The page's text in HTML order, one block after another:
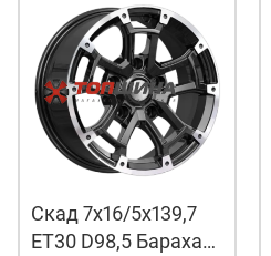
Скад 7x16/5x139,7
ET30 D98,5 Барахас